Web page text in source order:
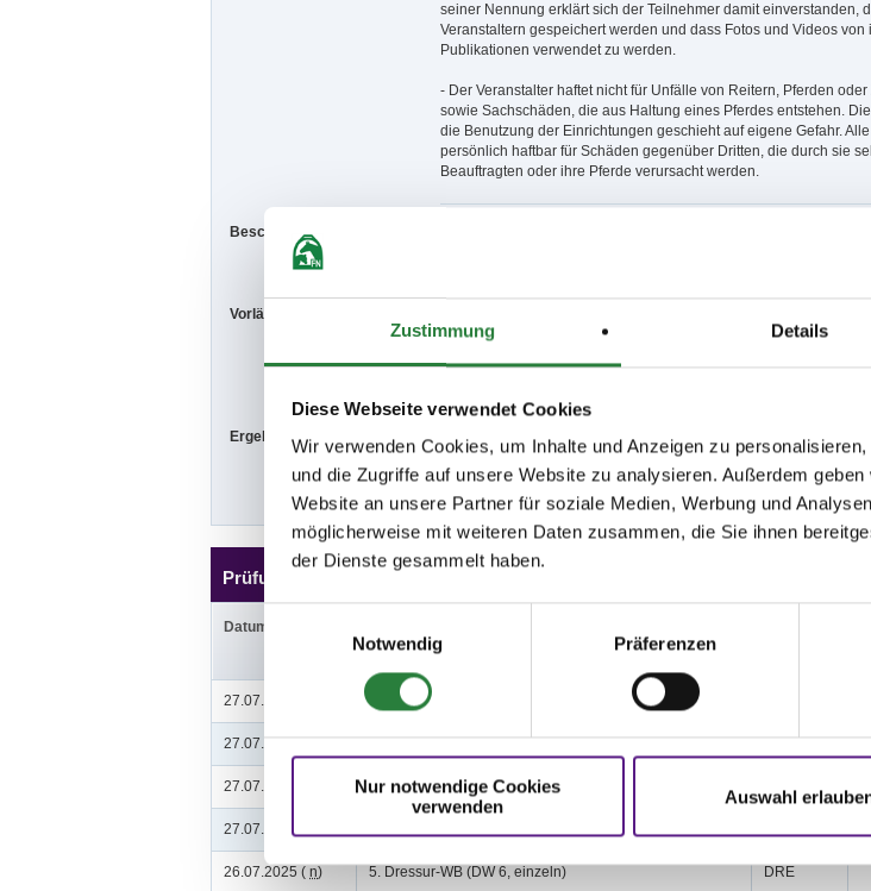
Zustimmung Details
Diese Webseite verwendet Cookies
Wir verwenden Cookies, um Inhalte und Anzeigen zu
und die Zugriffe auf unsere Website zu analysieren. Außerdem
Website an unsere Partner für soziale Medien, Werbung und
möglicherweise mit weiteren Daten zusammen, die Sie ihnen
der Dienste gesammelt haben.
Notwendig
Präferenzen
Nur notwendige Cookies
verwenden
Auswahl
seiner Nennung erklärt sich der Teilnehmer damit einverstanden,
Veranstaltern gespeichert werden und dass Fotos und Videos von
Publikationen verwendet zu werden.
- Der Veranstalter haftet nicht für Unfälle von Reitern, Pferden
sowie Sachschäden, die aus Haltung eines Pferdes entstehen.
die Benutzung der Einrichtungen geschieht auf eigene Gefahr.
persönlich haftbar für Schäden gegenüber Dritten, die durch sie
Beauftragten oder ihre Pferde verursacht werden.
Beschaffenheit der Plätze:
Vorläufige Zeitenteilung:
Sa. vorm.: 15,17; nachm.: 5,13,14,18
Ergebnisse: Zu den Ergebnissen auf www.fn-erfolgsdaten.de
Prüfungen
Datum
27.07.2025 ( 1. Führzügel-WB
27.07.2025 (
27.07.2025 ( 3. Reiter-WB Schritt - Trab - Galopp SOS
27.07.2025 ( 4. Senioren Reiter-WB Schritt - Trab - Galopp
26.07.2025 ( n) 5. Dressur-WB (DW 6, einzeln) DRE